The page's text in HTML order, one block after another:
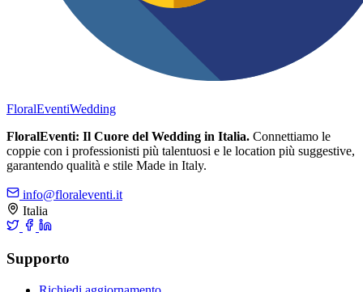
FloralEventiWedding
FloralEventi: Il Cuore del Wedding in Italia. Connettiamo le
coppie con i professionisti più talentuosi e le location più suggestive,
garantendo qualità e stile Made in Italy.
info@floraleventi.it
Italia
Supporto